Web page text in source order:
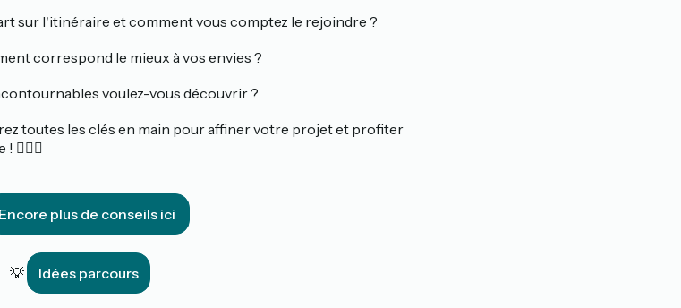
sur l'itinéraire et comment vous comptez le rejoindre ?
correspond le mieux à vos envies ?
voulez-vous découvrir ?
toutes les clés en main pour affiner votre projet et profiter
🚴‍♀️✨
Encore plus de conseils ici
💡 Idées parcours